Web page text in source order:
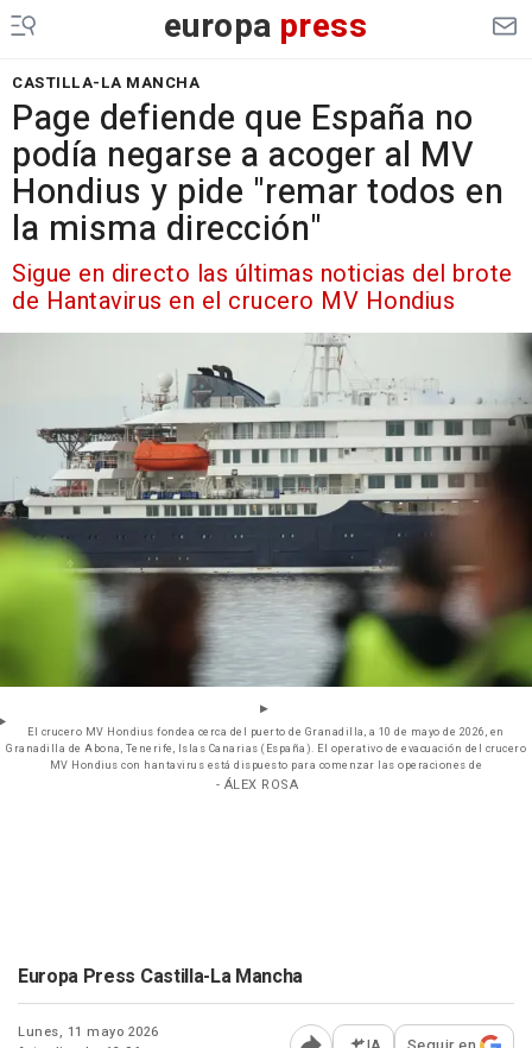
europa press
CASTILLA-LA MANCHA
Page defiende que España no
podía negarse a acoger al MV
Hondius y pide "remar todos en
la misma dirección"
Sigue en directo las últimas noticias del brote
de Hantavirus en el crucero MV Hondius
El crucero MV Hondius fondea cerca del puerto de Granadilla, a 10 de mayo de 2026, en
Granadilla de Abona, Tenerife, Islas Canarias (España). El operativo de evacuación del crucero
MV Hondius con hantavirus está dispuesto para comenzar las operaciones de
- ÁLEX ROSA
Europa Press Castilla-La Mancha
Lunes, 11 mayo 2026